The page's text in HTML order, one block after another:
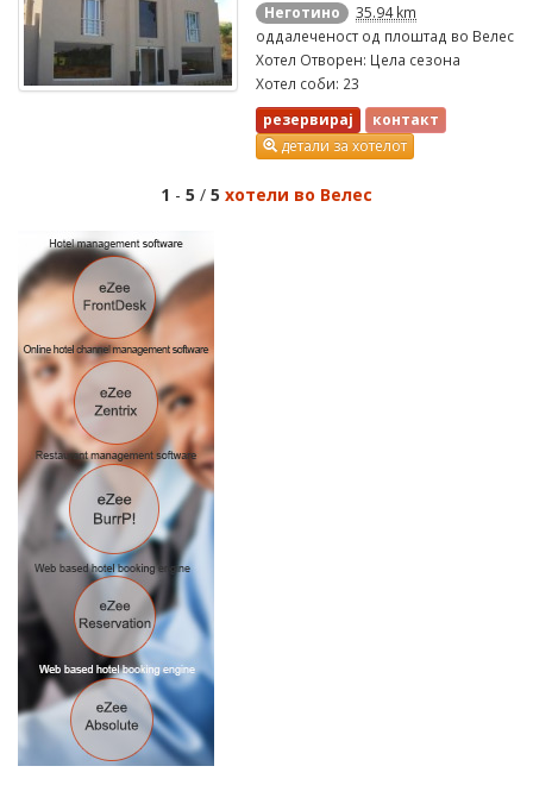
Неготино
35.94 km
оддалеченост од плоштад во Велес
Хотел Отворен: Цела сезона
Хотел соби: 23
резервирај
контакт
детали за хотелот
1 - 5 / 5 хотели во Велес